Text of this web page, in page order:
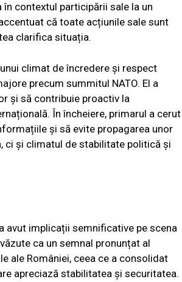
contextul participării sale la un
că toate acțiunile sale sunt
clarifica situația.
climat de încredere și respect
precum summitul NATO. El a
și să contribuie proactiv la
În încheiere, primarul a cerut
și să evite propagarea unor
ci și climatul de stabilitate politică și
avut implicații semnificative pe scena
ca un semnal pronunțat al
ale României, ceea ce a consolidat
apreciază stabilitatea și securitatea.